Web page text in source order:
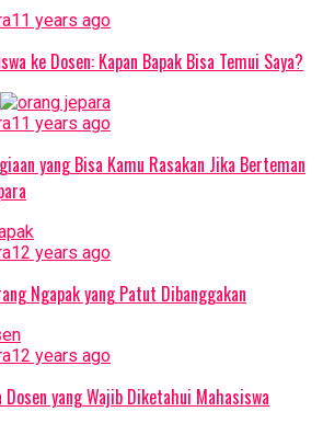
11 years ago
ke Dosen: Kapan Bapak Bisa Temui Saya?
11 years ago
yang Bisa Kamu Rasakan Jika Berteman
12 years ago
Ngapak yang Patut Dibanggakan
12 years ago
yang Wajib Diketahui Mahasiswa